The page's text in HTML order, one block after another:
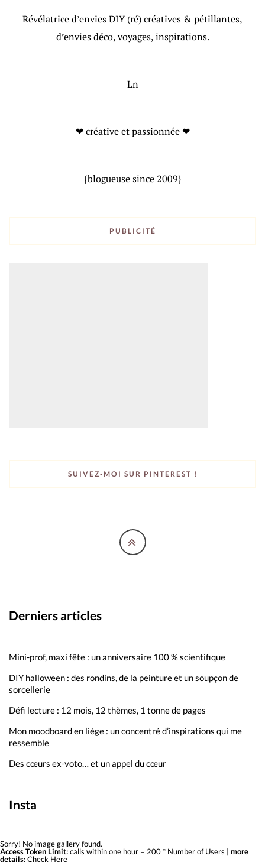
Révélatrice d’envies DIY (ré) créatives & pétillantes,
d’envies déco, voyages, inspirations.
Ln
❤ créative et passionnée ❤
{blogueuse since 2009}
PUBLICITÉ
SUIVEZ-MOI SUR PINTEREST !
Derniers articles
Mini-prof, maxi fête : un anniversaire 100 % scientifique
DIY halloween : des rondins, de la peinture et un soupçon de
sorcellerie
Défi lecture : 12 mois, 12 thèmes, 1 tonne de pages
Mon moodboard en liège : un concentré d’inspirations qui me
ressemble
Des cœurs ex-voto… et un appel du cœur
Insta
Sorry! No image gallery found.
Access Token Limit:calls within one hour = 200 * Number of Users | more
details:Check Here